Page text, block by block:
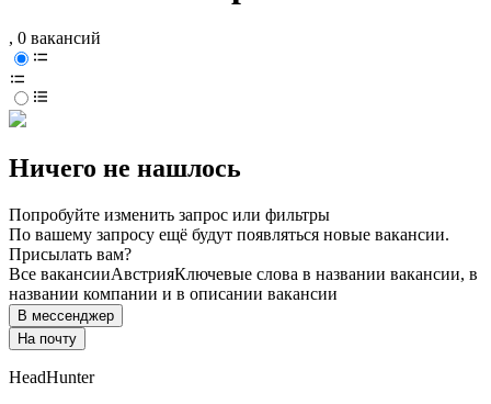
, 0 вакансий
Ничего не нашлось
Попробуйте изменить запрос или фильтры
По вашему запросу ещё будут появляться новые вакансии.
Присылать вам?
Все вакансииАвстрияКлючевые слова в названии вакансии, в
названии компании и в описании вакансии
В мессенджер
На почту
HeadHunter